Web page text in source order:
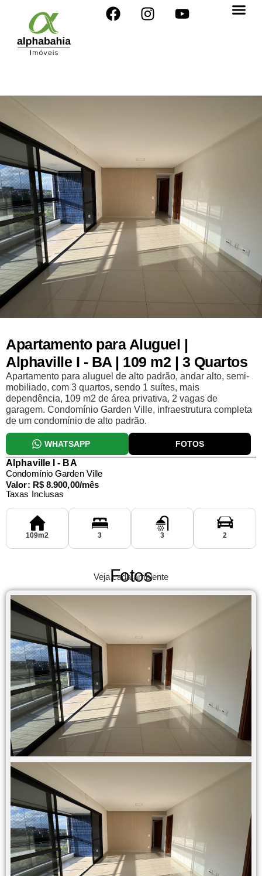
Apartamento para Aluguel |
Alphaville I - BA | 109 m2 | 3 Quartos
Apartamento para aluguel de alto padrão, andar alto, semi-
mobiliado, com 3 quartos, sendo 1 suítes, mais
dependência, 109 m2 de área privativa, 2 vagas de
garagem. Condomínio Garden Ville, infraestrutura completa
de um condomínio de alto padrão.
WHATSAPP FOTOS
Alphaville I - BA
Condomínio Garden Ville
Valor: R$ 8.900,00/mês
Taxas Inclusas
109m2 3 3 2
Fotos
Veja cada ambiente